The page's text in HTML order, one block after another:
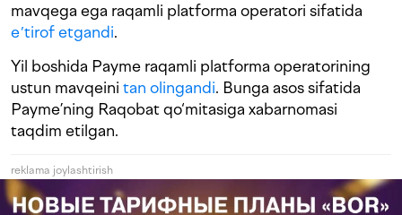
mavqega ega raqamli platforma operatori sifatida
eʼtirof etgandi.
Yil boshida Payme raqamli platforma operatorining
ustun mavqeini tan olingandi. Bunga asos sifatida
Payme’ning Raqobat qo‘mitasiga xabarnomasi
taqdim etilgan.
reklama joylashtirish